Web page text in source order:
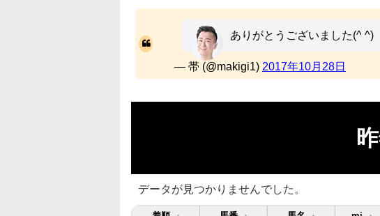
ありがとうございました(^ ^)
— 帯 (@makigi1) 2017年10月28日
データが見つかりませんでした。